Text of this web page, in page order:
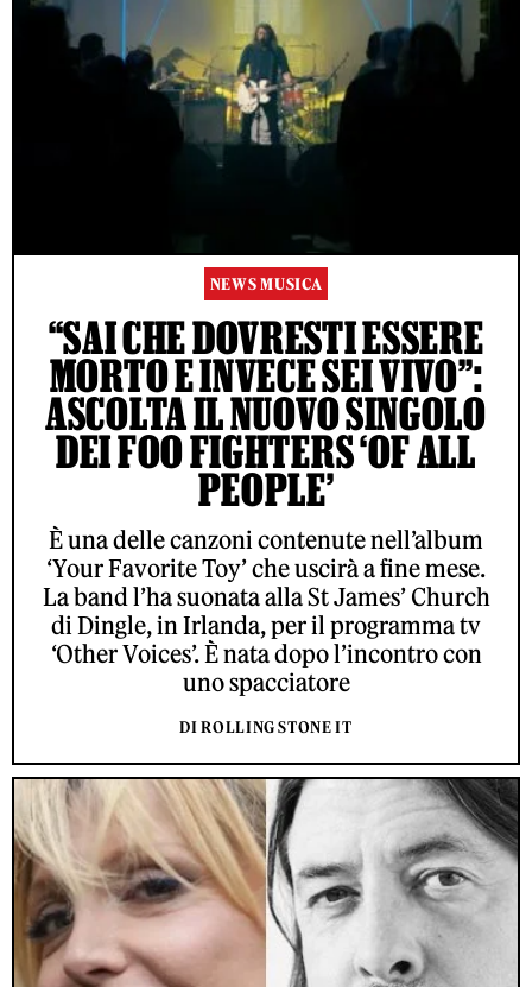
NEWS MUSICA
“SAI CHE DOVRESTI ESSERE
MORTO E INVECE SEI VIVO”:
ASCOLTA IL NUOVO SINGOLO
DEI FOO FIGHTERS ‘OF ALL
PEOPLE’
È una delle canzoni contenute nell’album
‘Your Favorite Toy’ che uscirà a fine mese.
La band l’ha suonata alla St James’ Church
di Dingle, in Irlanda, per il programma tv
‘Other Voices’. È nata dopo l’incontro con
uno spacciatore
DI ROLLING STONE IT